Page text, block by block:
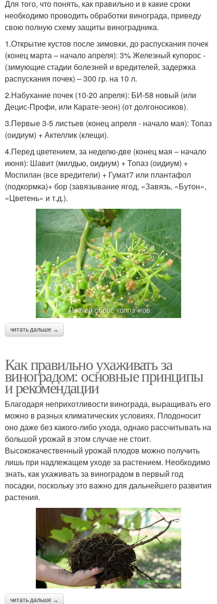
Для того, что понять, как правильно и в какие сроки
необходимо проводить обработки винограда, приведу
свою полную схему защиты виноградника.
1.Открытие кустов после зимовки, до распускания почек
(конец марта – начало апреля): 3% Железный купорос -
(зимующие стадии болезней и вредителей, задержка
распускания почек) – 300 гр. на 10 л.
2.Набухание почек (10-20 апреля): БИ-58 новый (или
Децис-Профи, или Карате-зеон) (от долгоносиков).
3.Первые 3-5 листьев (конец апреля - начало мая): Топаз
(оидиум) + Актеллик (клещи).
4.Перед цветением, за неделю-две (конец мая – начало
июня): Шавит (милдью, оидиум) + Топаз (оидиум) +
Моспилан (все вредители) + Гумат7 или плантафол
(подкормка)+ бор (завязывание ягод, «Завязь, «Бутон»,
«Цветень» и т.д.).
читать дальше →
Как правильно ухаживать за
виноградом: основные принципы
и рекомендации
Благодаря неприхотливости винограда, выращивать его
можно в разных климатических условиях. Плодоносит
оно даже без какого-либо ухода, однако рассчитывать на
большой урожай в этом случае не стоит.
Высококачественный урожай плодов можно получить
лишь при надлежащем уходе за растением. Необходимо
знать, как ухаживать за виноградом в первый год
посадки, поскольку это важно для дальнейшего развития
растения.
читать дальше →